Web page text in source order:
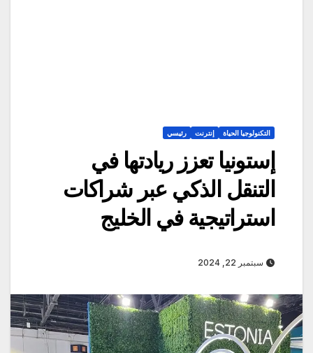
التكنولوجيا الحياة إنترنت رئيسي
إستونيا تعزز ريادتها في
التنقل الذكي عبر شراكات
استراتيجية في الخليج
سبتمبر 22, 2024